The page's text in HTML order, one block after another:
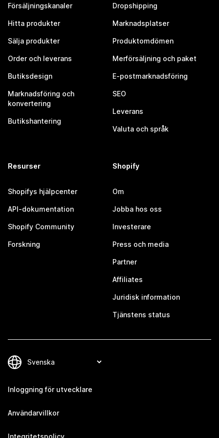
Försäljningskanaler
Hitta produkter
Sälja produkter
Order och leverans
Butiksdesign
Marknadsföring och
konvertering
Butikshantering
Dropshipping
Marknadsplatser
Produktomdömen
Merförsäljning och paket
E-postmarknadsföring
SEO
Leverans
Valuta och språk
Resurser
Shopifys hjälpcenter
API-dokumentation
Shopify Community
Forskning
Shopify
Om
Jobba hos oss
Investerare
Press och media
Partner
Affiliates
Juridisk information
Tjänstens status
Inloggning för utvecklare
Användarvillkor